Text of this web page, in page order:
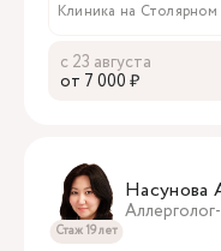
Клиника на Столярном
с 23 августа
oт 7 000 ₽
Стаж 19 лет
Насунова